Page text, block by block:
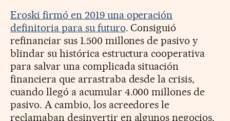
Eroski firmó en 2019 una operación
definitoria para su futuro. Consiguió
refinanciar sus 1.500 millones de pasivo y
blindar su histórica estructura cooperativa
para salvar una complicada situación
financiera que arrastraba desde la crisis,
cuando llegó a acumular 4.000 millones de
pasivo. A cambio, los acreedores le
reclamaban desinvertir en algunos negocios,